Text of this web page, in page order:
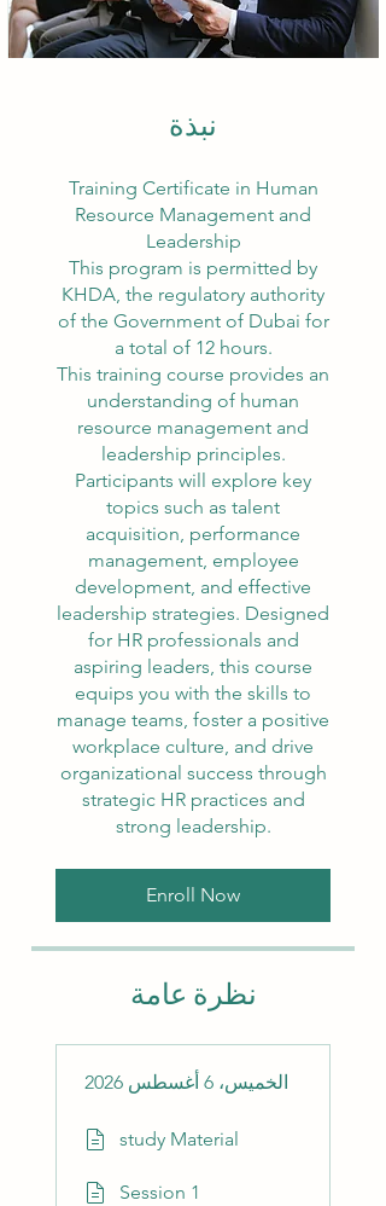
نبذة
Training Certificate in Human
Resource Management and
Leadership
This program is permitted by
KHDA, the regulatory authority
of the Government of Dubai for
a total of 12 hours.
This training course provides an
understanding of human
resource management and
leadership principles.
Participants will explore key
topics such as talent
acquisition, performance
management, employee
development, and effective
leadership strategies. Designed
for HR professionals and
aspiring leaders, this course
equips you with the skills to
manage teams, foster a positive
workplace culture, and drive
organizational success through
strategic HR practices and
strong leadership.
Enroll Now
نظرة عامة
الخميس، 6 أغسطس 2026
study Material
Session 1